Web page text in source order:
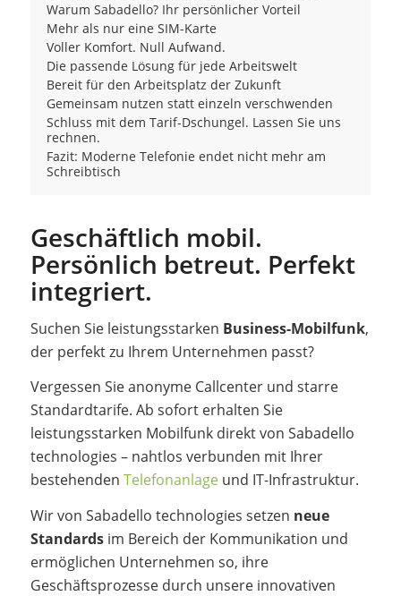
Warum Sabadello? Ihr persönlicher Vorteil
Mehr als nur eine SIM-Karte
Voller Komfort. Null Aufwand.
Die passende Lösung für jede Arbeitswelt
Bereit für den Arbeitsplatz der Zukunft
Gemeinsam nutzen statt einzeln verschwenden
Schluss mit dem Tarif-Dschungel. Lassen Sie uns
rechnen.
Fazit: Moderne Telefonie endet nicht mehr am
Schreibtisch
Geschäftlich mobil.
Persönlich betreut. Perfekt
integriert.
Suchen Sie leistungsstarken Business-Mobilfunk,
der perfekt zu Ihrem Unternehmen passt?
Vergessen Sie anonyme Callcenter und starre
Standardtarife. Ab sofort erhalten Sie
leistungsstarken Mobilfunk direkt von Sabadello
technologies – nahtlos verbunden mit Ihrer
bestehenden Telefonanlageund IT-Infrastruktur.
Wir von Sabadello technologies setzen neue
Standardsim Bereich der Kommunikation und
ermöglichen Unternehmen so, ihre
Geschäftsprozesse durch unsere innovativen